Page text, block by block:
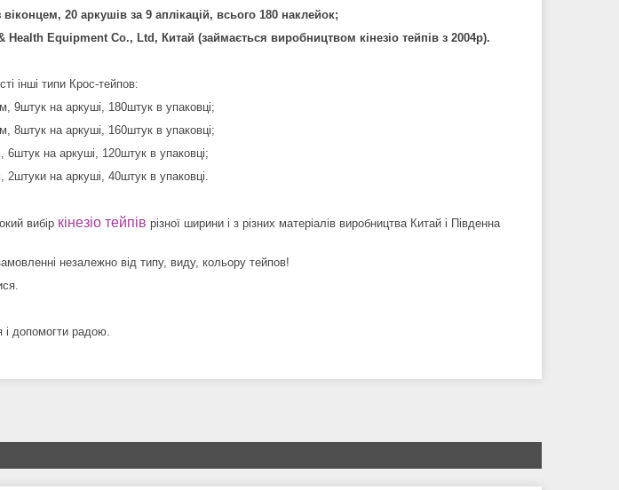
20 аркушів за 9 аплікацій, всього 180 наклейок;
Equipment Co., Ltd, Китай (займається виробництвом кінезіо тейпів з 2004р).
інші типи Крос-тейпов:
9штук на аркуші, 180штук в упаковці;
8штук на аркуші, 160штук в упаковці;
на аркуші, 120штук в упаковці;
на аркуші, 40штук в упаковці.
вибір кінезіо тейпів різної ширини і з різних матеріалів виробництва Китай і Південна
незалежно від типу, виду, кольору тейпов!
і допомогти радою.